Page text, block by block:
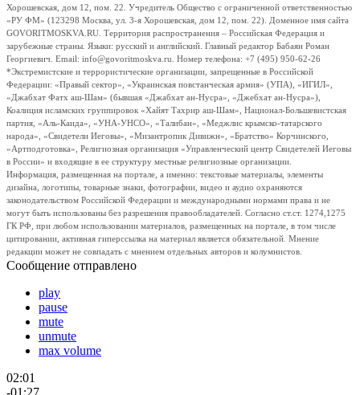
Хорошевская, дом 12, пом. 22. Учредитель Общество с ограниченной ответственностью
«РУ ФМ» (123298 Москва, ул. 3-я Хорошевская, дом 12, пом. 22). Доменное имя сайта
GOVORITMOSKVA.RU. Территория распространения – Российская Федерация и
зарубежные страны. Языки: русский и английский. Главный редактор Бабаян Роман
Георгиевич. Email: info@govoritmoskva.ru. Номер телефона: +7 (495) 950-62-26
*Экстремистские и террористические организации, запрещенные в Российской
Федерации: «Правый сектор», «Украинская повстанческая армия» (УПА), «ИГИЛ»,
«Джабхат Фатх аш-Шам» (бывшая «Джабхат ан-Нусра», «Джебхат ан-Нусра»),
Коалиция исламских группировок «Хайят Тахрир аш-Шам», Национал-Большевистская
партия, «Аль-Каида», «УНА-УНСО», «Талибан», «Меджлис крымско-татарского
народа», «Свидетели Иеговы», «Мизантропик Дивижн», «Братство» Корчинского,
«Артподготовка», Религиозная организация «Управленческий центр Свидетелей Иеговы
в России» и входящие в ее структуру местные религиозные организации.
Информация, размещенная на портале, а именно: текстовые материалы, элементы
дизайна, логотипы, товарные знаки, фотографии, видео и аудио охраняются
законодательством Российской Федерации и международными нормами права и не
могут быть использованы без разрешения правообладателей. Согласно ст.ст. 1274,1275
ГК РФ, при любом использовании материалов, размещенных на портале, в том числе
цитировании, активная гиперссылка на материал является обязательной. Мнение
редакции может не совпадать с мнением отдельных авторов и колумнистов.
Сообщение отправлено
play
pause
mute
unmute
max volume
02:01
-01:27